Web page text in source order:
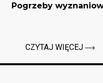
Pogrzeby
CZYTAJ WIĘCEJ